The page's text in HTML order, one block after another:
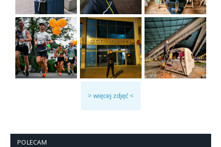
> więcej zdjęć <
POLECAM